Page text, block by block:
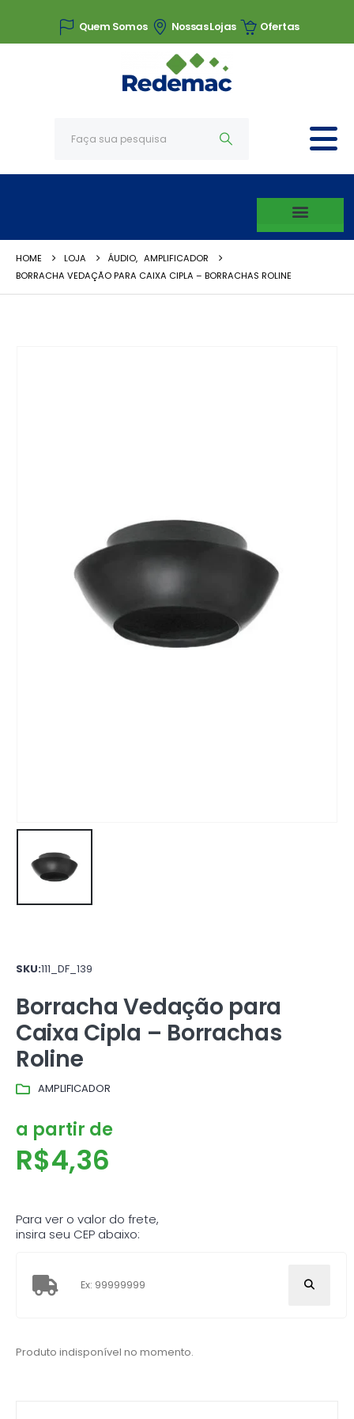
Quem Somos Nossas Lojas Ofertas
HOME LOJA ÁUDIO, AMPLIFICADOR
BORRACHA VEDAÇÃO PARA CAIXA CIPLA – BORRACHAS ROLINE
SKU:111_DF_139
Borracha Vedação para
Caixa Cipla – Borrachas
Roline
AMPLIFICADOR
a partir de
R$4,36
Para ver o valor do frete,
insira seu CEP abaixo:
Produto indisponível no momento.